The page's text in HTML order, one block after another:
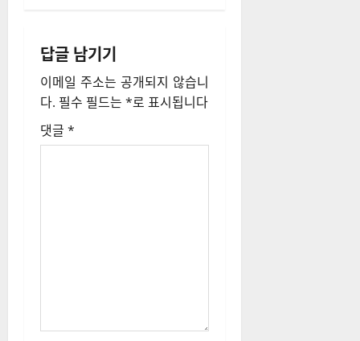
이
션
답글 남기기
이메일 주소는 공개되지 않습니
다. 필수 필드는 *로 표시됩니다
댓글 *